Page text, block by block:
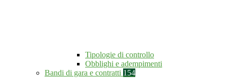
Tipologie di controllo
Obblighi e adempimenti
Bandi di gara e contratti 154